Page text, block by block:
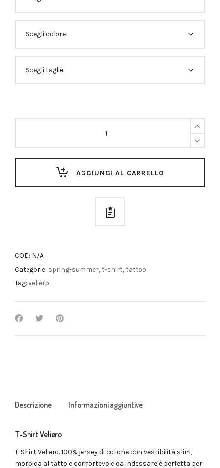
AGGIUNGI AL CARRELLO
COD: N/A
Categorie: spring-summer,t-shirt,tattoo
Tag: veliero
Descrizione Informazioni aggiuntive
T-Shirt Veliero
T-Shirt Veliero. 100% jersey di cotone con vestibilità slim,
morbida al tatto e confortevole da indossare è perfetta per